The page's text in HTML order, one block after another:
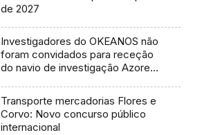
de 2027
Investigadores do OKEANOS não
foram convidados para receção
do navio de investigação Azores
Transporte mercadorias Flores e
Corvo: Novo concurso público
internacional